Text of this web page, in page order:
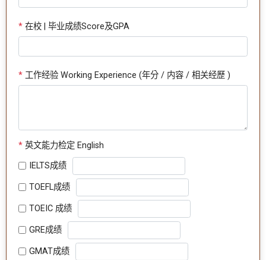
* 在校 | 毕业成绩Score及GPA
* 工作经验 Working Experience (年分 / 内容 / 相关经歷 )
* 英文能力检定 English
IELTS成绩
TOEFL成绩
TOEIC 成绩
GRE成绩
GMAT成绩